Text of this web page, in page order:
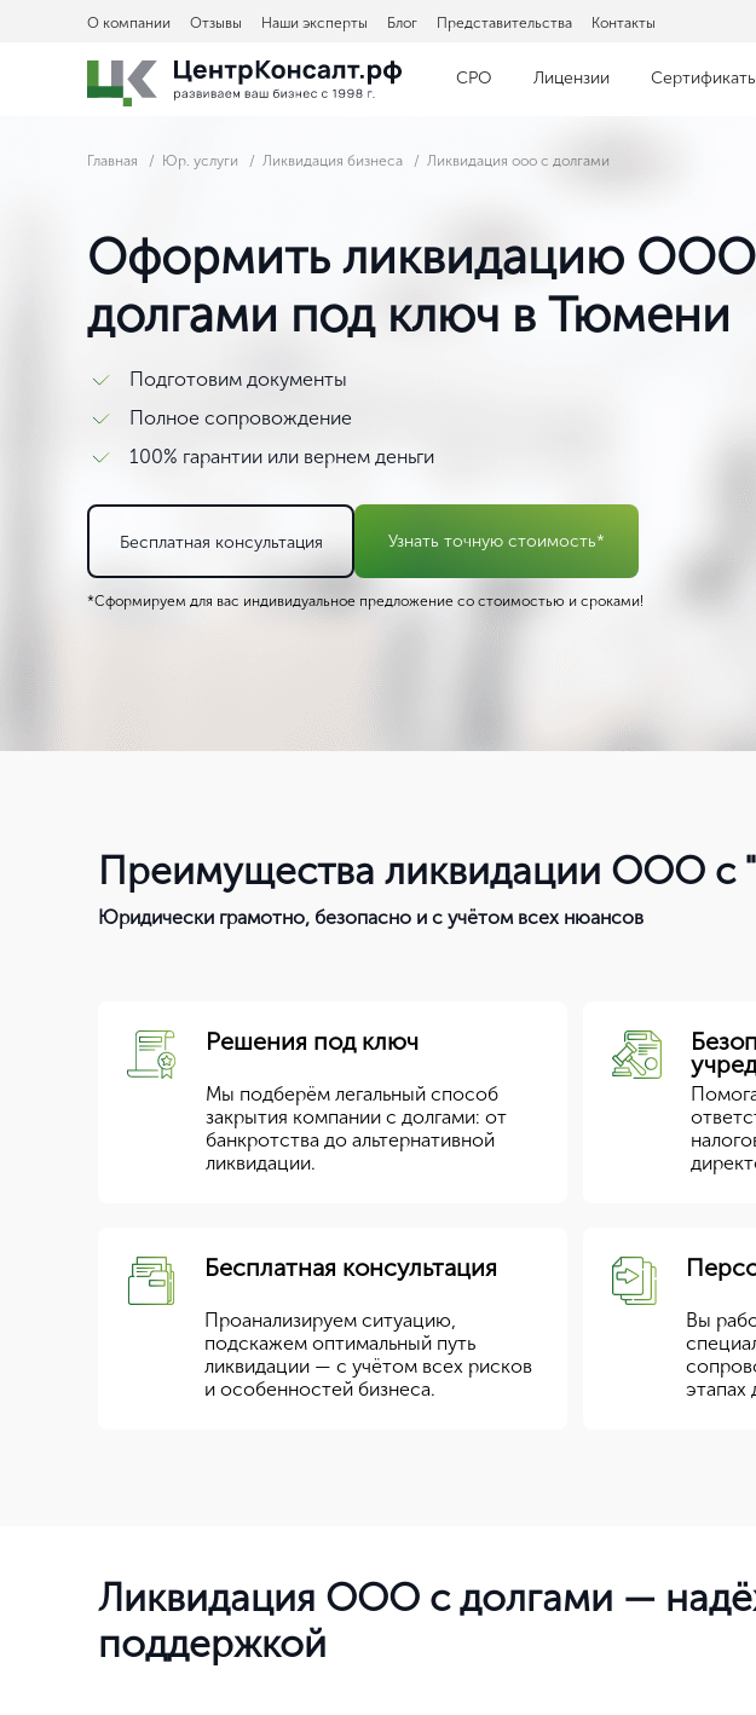
О компании Отзывы Наши эксперты Блог Представительства Контакты
СРО Лицензии
Главная Юр. услуги Ликвидация бизнеса Ликвидация ооо с долгами
Оформить ликвидацию
долгами под ключ в Тюмени
Подготовим документы
Полное сопровождение
100% гарантии или вернем деньги
Бесплатная консультация Узнать точную стоимость*
*Сформируем для вас индивидуальное предложение со стоимостью и сроками!
Преимущества ликвидации ООО с
Юридически грамотно, безопасно и с учётом всех нюансов
Решения под ключ
Мы подберём легальный способ
закрытия компании с долгами: от
банкротства до альтернативной
ликвидации.
Бесплатная консультация
Проанализируем ситуацию,
подскажем оптимальный путь
ликвидации — с учётом всех рисков
и особенностей бизнеса.
Вы
этапах
Ликвидация ООО с долгами —
поддержкой